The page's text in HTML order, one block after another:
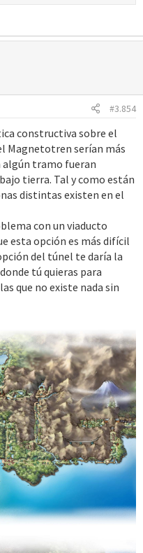
#3.854
constructiva sobre el
Magnetotren serían más
algún tramo fueran
tierra. Tal y como están
distintas existen en el
con un viaducto
esta opción es más difícil
del túnel te daría la
tú quieras para
que no existe nada sin